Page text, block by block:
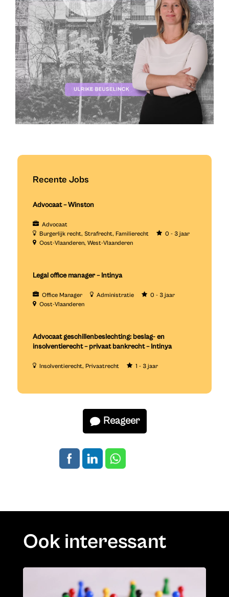
Recente Jobs
Advocaat – Winston
Advocaat
Burgerlijk recht Strafrecht Familierecht
0 - 3 jaar
Oost-Vlaanderen West-Vlaanderen
Legal office manager – Intinya
Office Manager Administratie
0 - 3 jaar
Oost-Vlaanderen
Advocaat geschillenbeslechting: beslag- en
insolventierecht – privaat bankrecht – Intinya
Insolventierecht Privaatrecht 1 - 3 jaar
Reageer
Ook interessant